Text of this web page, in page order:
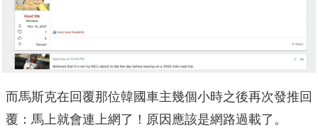
而馬斯克在回覆那位韓國車主幾個小時之後再次發推回
覆：馬上就會連上網了！原因應該是網路過載了。